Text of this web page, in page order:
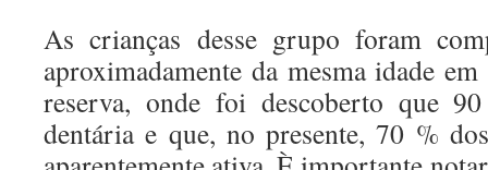
As crianças desse grupo foram
aproximadamente da mesma idade
reserva, onde foi descoberto que
dentária e que, no presente, 70 %